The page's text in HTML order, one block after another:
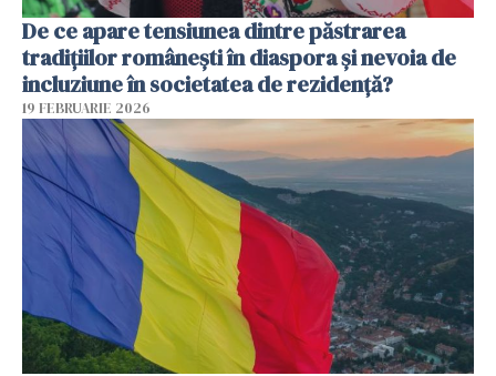
De ce apare tensiunea dintre păstrarea
tradițiilor românești în diaspora și nevoia de
incluziune în societatea de rezidență?
19 FEBRUARIE 2026